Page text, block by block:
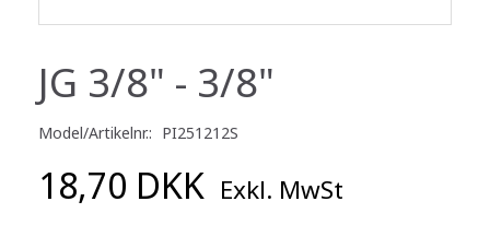
JG 3/8" - 3/8"
Model/Artikelnr.: PI251212S
18,70 DKK Exkl. MwSt